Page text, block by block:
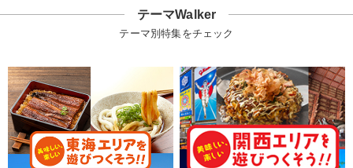
テーマWalker
テーマ別特集をチェック